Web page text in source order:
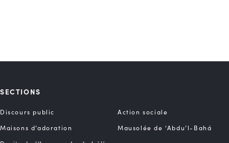
SECTIONS
Discours public
Action sociale
Maisons d’adoration
Mausolée de ‘Abdu’l-Bahá